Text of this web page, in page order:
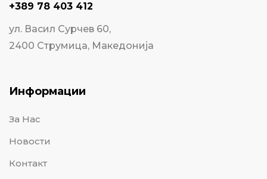
+389 78 403 412
ул. Васил Сурчев 60,
2400 Струмица, Македонија
Информации
За Нас
Новости
Контакт